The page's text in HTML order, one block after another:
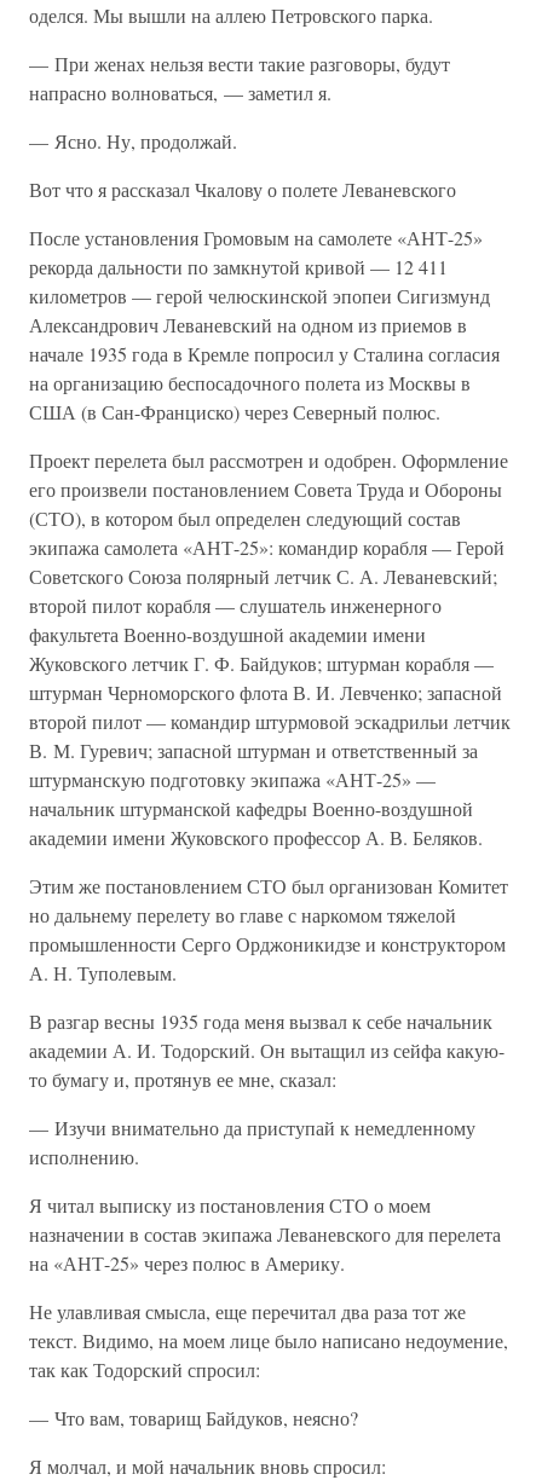
оделся. Мы вышли на аллею Петровского парка.
— При женах нельзя вести такие разговоры, будут
напрасно волноваться, — заметил я.
— Ясно. Ну, продолжай.
Вот что я рассказал Чкалову о полете Леваневского
После установления Громовым на самолете «АНТ-25»
рекорда дальности по замкнутой кривой — 12 411
километров — герой челюскинской эпопеи Сигизмунд
Александрович Леваневский на одном из приемов в
начале 1935 года в Кремле попросил у Сталина согласия
на организацию беспосадочного полета из Москвы в
США (в Сан-Франциско) через Северный полюс.
Проект перелета был рассмотрен и одобрен. Оформление
его произвели постановлением Совета Труда и Обороны
(СТО), в котором был определен следующий состав
экипажа самолета «АНТ-25»: командир корабля — Герой
Советского Союза полярный летчик С. А. Леваневский;
второй пилот корабля — слушатель инженерного
факультета Военно-воздушной академии имени
Жуковского летчик Г. Ф. Байдуков; штурман корабля —
штурман Черноморского флота В. И. Левченко; запасной
второй пилот — командир штурмовой эскадрильи летчик
В. М. Гуревич; запасной штурман и ответственный за
штурманскую подготовку экипажа «АНТ-25» —
начальник штурманской кафедры Военно-воздушной
академии имени Жуковского профессор А. В. Беляков.
Этим же постановлением СТО был организован Комитет
но дальнему перелету во главе с наркомом тяжелой
промышленности Серго Орджоникидзе и конструктором
А. Н. Туполевым.
В разгар весны 1935 года меня вызвал к себе начальник
академии А. И. Тодорский. Он вытащил из сейфа какую-
то бумагу и, протянув ее мне, сказал:
— Изучи внимательно да приступай к немедленному
исполнению.
Я читал выписку из постановления СТО о моем
назначении в состав экипажа Леваневского для перелета
на «АНТ-25» через полюс в Америку.
Не улавливая смысла, еще перечитал два раза тот же
текст. Видимо, на моем лице было написано недоумение,
так как Тодорский спросил:
— Что вам, товарищ Байдуков, неясно?
Я молчал, и мой начальник вновь спросил: